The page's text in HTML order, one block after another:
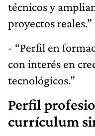
técnicos y
proyectos reales.”
- “Perfil en
con interés en
tecnológicos.”
Perfil
currículum